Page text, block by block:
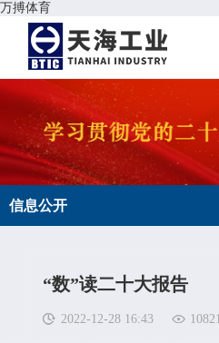
万搏体育
信息公开
“数”读二十大报告
2022-12-28 16:43 10821